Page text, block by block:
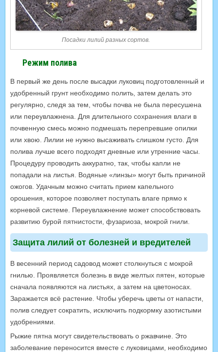
Посадки лилий разных сортов.
Режим полива
В первый же день после высадки луковиц подготовленный и
удобренный грунт необходимо полить, затем делать это
регулярно, следя за тем, чтобы почва не была пересушена
или переувлажнена. Для длительного сохранения влаги в
почвенную смесь можно подмешать перепревшие опилки
или хвою. Лилии не нужно высаживать слишком густо. Для
полива лучше всего подходят дневные или утренние часы.
Процедуру проводить аккуратно, так, чтобы капли не
попадали на листья. Водяные «линзы» могут быть причиной
ожогов. Удачным можно считать прием капельного
орошения, которое позволяет поступать влаге прямо к
корневой системе. Переувлажнение может способствовать
развитию бурой пятнистости, фузариоза, мокрой гнили.
Защита лилий от болезней и вредителей
В весенний период садовод может столкнуться с мокрой
гнилью. Проявляется болезнь в виде желтых пятен, которые
сначала появляются на листьях, а затем на цветоносах.
Заражается всё растение. Чтобы уберечь цветы от напасти,
полив следует сократить, исключить подкормку азотистыми
удобрениями.
Рыжие пятна могут свидетельствовать о ржавчине. Это
заболевание переносится вместе с луковицами, необходимо